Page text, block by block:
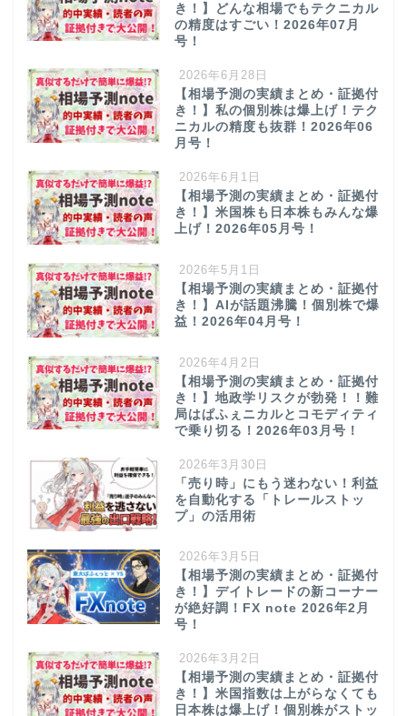
き！】どんな相場でもテクニカル
の精度はすごい！2026年07月
号！
2026年6月28日
【相場予測の実績まとめ・証拠付
き！】私の個別株は爆上げ！テク
ニカルの精度も抜群！2026年06
月号！
2026年6月1日
【相場予測の実績まとめ・証拠付
き！】米国株も日本株もみんな爆
上げ！2026年05月号！
2026年5月1日
【相場予測の実績まとめ・証拠付
き！】AIが話題沸騰！個別株で爆
益！2026年04月号！
2026年4月2日
【相場予測の実績まとめ・証拠付
き！】地政学リスクが勃発！！難
局はぱふぇニカルとコモディティ
で乗り切る！2026年03月号！
2026年3月30日
「売り時」にもう迷わない！利益
を自動化する「トレールストッ
プ」の活用術
2026年3月5日
【相場予測の実績まとめ・証拠付
き！】デイトレードの新コーナー
が絶好調！FX note 2026年2月
号！
2026年3月2日
【相場予測の実績まとめ・証拠付
き！】米国指数は上がらなくても
日本株は爆上げ！個別株がストッ